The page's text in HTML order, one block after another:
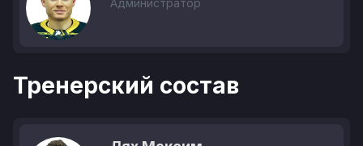
Администратор
Тренерский состав